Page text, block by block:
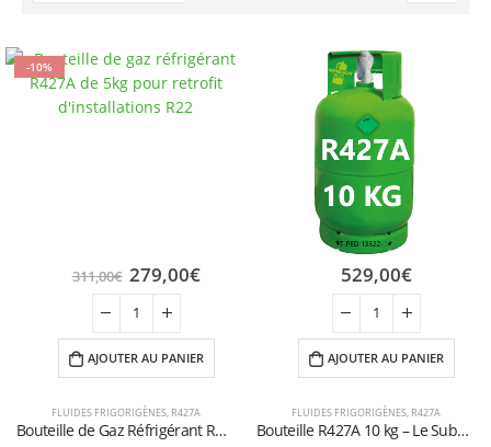
-10%
FLUIDES FRIGORIGÈNES, R427A
Bouteille de Gaz Réfrigérant R427A – 5kg – (T-PED) – Vanne 1/4″ SAE
311,00€ 279,00€
AJOUTER AU PANIER
FLUIDES FRIGORIGÈNES, R427A
Bouteille R427A 10 kg – Le Substitut Universel du R22
529,00€
AJOUTER AU PANIER